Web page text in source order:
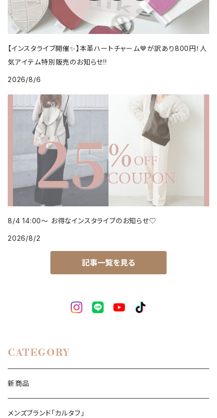
【インスタライブ開催✨】本革ハートチャーム🤎が訳あり800円！人
気アイテム特別販売のお知らせ!!
2026/8/6
8/4 14:00～ お得なインスタライブのお知らせ♡
2026/8/2
記事一覧を見る
CATEGORY
新商品
メンズブランド「カルタフ」